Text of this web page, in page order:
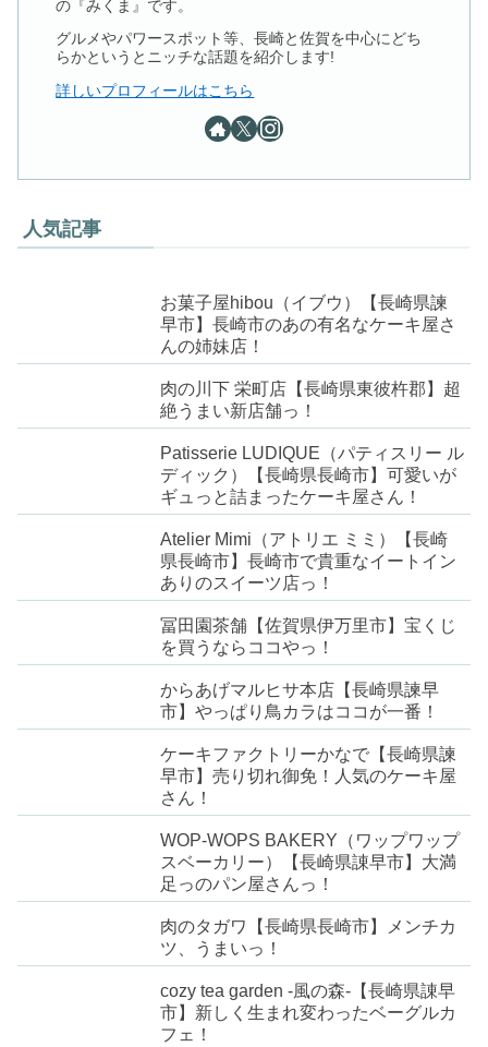
の『みくま』です。
グルメやパワースポット等、長崎と佐賀を中心にどち
らかというとニッチな話題を紹介します!
詳しいプロフィールはこちら
人気記事
お菓子屋hibou（イブウ）【長崎県諫
早市】長崎市のあの有名なケーキ屋さ
んの姉妹店！
肉の川下 栄町店【長崎県東彼杵郡】超
絶うまい新店舗っ！
Patisserie LUDIQUE（パティスリー ル
ディック）【長崎県長崎市】可愛いが
ギュっと詰まったケーキ屋さん！
Atelier Mimi（アトリエ ミミ）【長崎
県長崎市】長崎市で貴重なイートイン
ありのスイーツ店っ！
冨田園茶舗【佐賀県伊万里市】宝くじ
を買うならココやっ！
からあげマルヒサ本店【長崎県諫早
市】やっぱり鳥カラはココが一番！
ケーキファクトリーかなで【長崎県諫
早市】売り切れ御免！人気のケーキ屋
さん！
WOP-WOPS BAKERY（ワップワップ
スベーカリー）【長崎県諌早市】大満
足っのパン屋さんっ！
肉のタガワ【長崎県長崎市】メンチカ
ツ、うまいっ！
cozy tea garden -風の森-【長崎県諌早
市】新しく生まれ変わったベーグルカ
フェ！